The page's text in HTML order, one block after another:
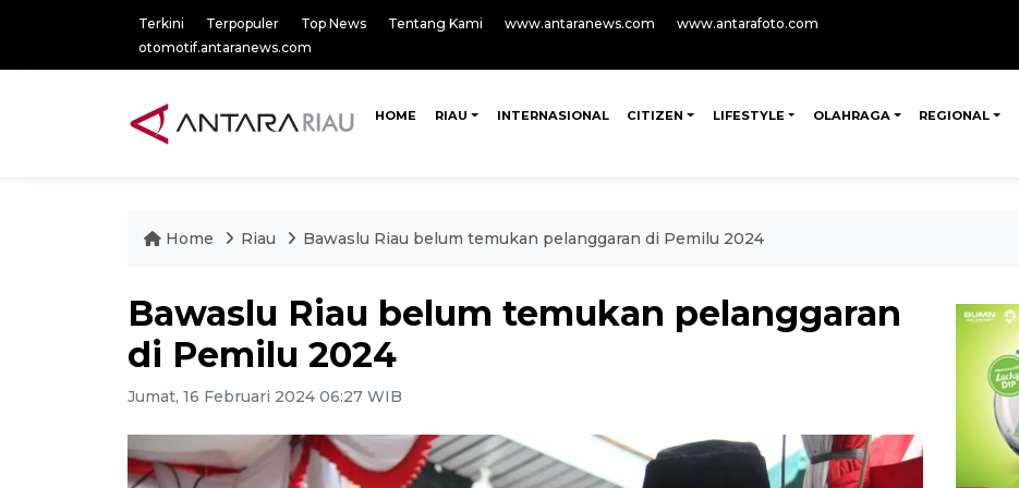
Terkini Terpopuler Top News Tentang Kami www.antaranews.com
www.antarafoto.com
otomotif.antaranews.com
HOME RIAU INTERNASIONAL CITIZEN LIFESTYLE OLAHRAGA REGIONAL
Home Riau Bawaslu Riau belum temukan pelanggaran di Pemilu 2024
Bawaslu Riau belum temukan pelanggaran
di Pemilu 2024
Jumat, 16 Februari 2024 06:27 WIB